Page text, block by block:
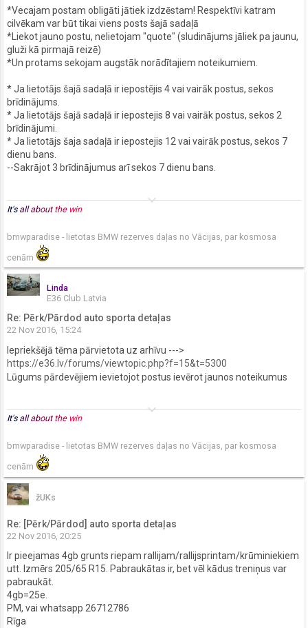
*Vecajam postam obligāti jātiek izdzēstam! Respektīvi katram
cilvēkam var būt tikai viens posts šajā sadaļā
*Liekot jauno postu, nelietojam "quote" (sludinājums jāliek pa jaunu,
gluži kā pirmajā reizē)
*Un protams sekojam augstāk norādītajiem noteikumiem.
* Ja lietotājs šajā sadaļā ir iepostējis 4 vai vairāk postus, sekos
brīdinājums.
* Ja lietotājs šajā sadaļā ir iepostejis 8 vai vairāk postus, sekos 2
brīdinājumi.
* Ja lietotājs šaja sadaļā ir iepostejis 12 vai vairāk postus, sekos 7
dienu bans.
--Sakrājot 3 brīdinājumus arī sekos 7 dienu bans.
keyboard_arrow_down
It's allabout the win
bmwparadise - lietotas BMW rezerves daļas no Vācijas, par kosmosa
cenām
Linda
E36 Club Latvia
Re: Pērk/Pārdod auto sporta detaļas
22 Nov 2016, 15:24
Iepriekšējā tēma pārvietota uz arhīvu --->
https://e36.lv/forums/viewtopic.php?f=15&t=5300
Lūgums pārdevējiem ievietojot postus ievērot jaunos noteikumus
keyboard_arrow_down
It's allabout the win
bmwparadise - lietotas BMW rezerves daļas no Vācijas, par kosmosa
cenām
žUKs
Re: [Pērk/Pārdod] auto sporta detaļas
22 Nov 2016, 20:25
Ir pieejamas 4gb grunts riepam rallijam/rallijsprintam/krūminiekiem
utt. Izmērs 205/65 R15. Pabraukātas ir, bet vēl kādus treniņus var
pabraukāt.
4gb=25e.
PM, vai whatsapp 26712786
Rīga